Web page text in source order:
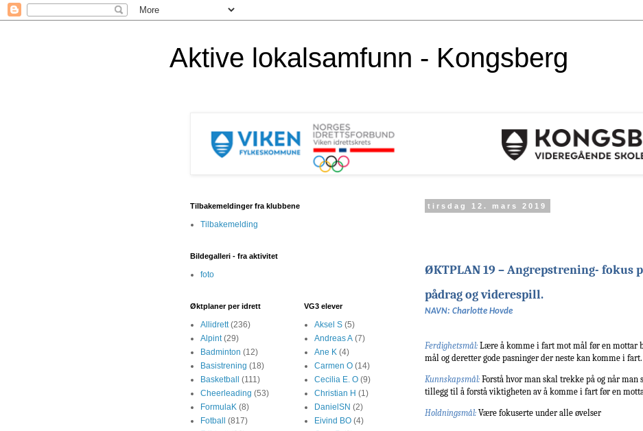
Aktive lokalsamfunn - Kongsberg
tirsdag 12. mars 2019
ØKTPLAN 19 – Angrepstrening- fokus
pådrag og viderespill.
NAVN: Charlotte Hovde
Ferdighetsmål: Lære å komme i fart mot mål før en mottar
mål og deretter gode pasninger der neste kan komme i fart.
Kunnskapsmål: Forstå hvor man skal trekke på og når
tillegg til å forstå viktigheten av å komme i fart før en
Holdningsmål: Være fokuserte under alle øvelser
Tilbakemeldinger fra klubbene
Tilbakemelding
Bildegalleri - fra aktivitet
foto
Øktplaner per idrett
Allidrett (236)
Alpint (29)
Badminton (12)
Basistrening (18)
Basketball
(111)
Cheerleading (53)
FormulaK (8)
Fotball
(817)
VG3 elever
Aksel S (5)
Andreas A (7)
Ane K (4)
Carmen O (14)
Cecilia E. O (9)
Christian H (1)
DanielSN (2)
Eivind BO (4)